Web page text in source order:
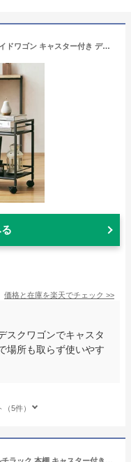
デスク下収納 デスクワゴン スリム サイドワゴン キャスター付き デスク下ワゴン スリム 2段 3段 幅43 デスク下 棚 キャビネット 収納 ラック おしゃれ 多目的 サイドラック 収納ワゴン 収納ラック GC-P46 GC-P76
価格と在庫を楽天でチェック >>
スクワゴンでキャスタ
場所も取らず使いやす
5件）